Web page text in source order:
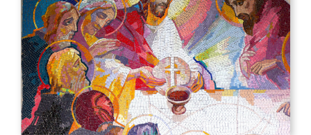
© Adam Jan Figel / Shutterstock.com